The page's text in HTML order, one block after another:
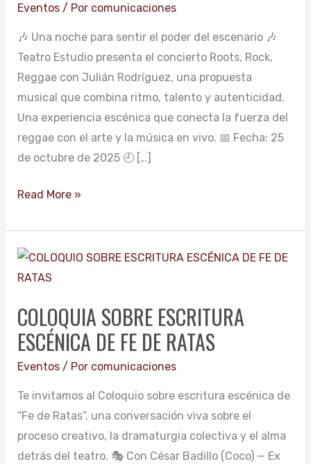
Eventos/ Por comunicaciones
🎶 Una noche para sentir el poder del escenario 🎶
Teatro Estudio presenta el concierto Roots, Rock,
Reggae con Julián Rodríguez, una propuesta
musical que combina ritmo, talento y autenticidad.
Una experiencia escénica que conecta la fuerza del
reggae con el arte y la música en vivo. 📅 Fecha: 25
de octubre de 2025 🕘 […]
Read More »
COLOQUIA SOBRE ESCRITURA
ESCÉNICA DE FE DE RATAS
Eventos/ Por comunicaciones
Te invitamos al Coloquio sobre escritura escénica de
“Fe de Ratas”, una conversación viva sobre el
proceso creativo, la dramaturgia colectiva y el alma
detrás del teatro. 🎭 Con César Badillo (Coco) — Ex
COLOQUIA
SOBRE
ESCÉNICA
DE
RATAS